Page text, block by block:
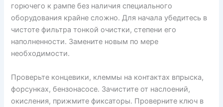
горючего к рампе без наличия специального
оборудования крайне сложно. Для начала убедитесь в
чистоте фильтра тонкой очистки, степени его
наполненности. Замените новым по мере
необходимости.
Проверьте концевики, клеммы на контактах впрыска,
форсунках, бензонасосе. Зачистите от наслоений,
окисления, прижмите фиксаторы. Проверните ключ в